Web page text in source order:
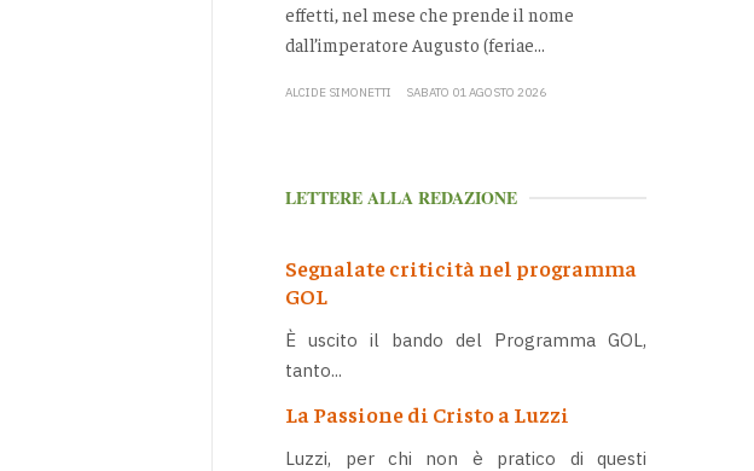
effetti, nel mese che prende il nome
dall’imperatore Augusto (feriae...
ALCIDE SIMONETTI SABATO 01 AGOSTO 2026
LETTERE ALLA REDAZIONE
Segnalate criticità nel programma
GOL
È uscito il bando del Programma GOL,
tanto...
La Passione di Cristo a Luzzi
Luzzi, per chi non è pratico di questi